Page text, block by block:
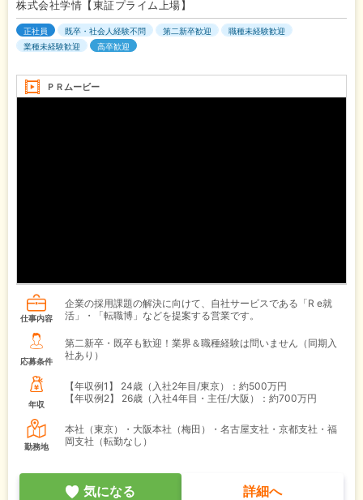
株式会社学情【東証プライム上場】
正社員 既卒・社会人経験不問 第二新卒歓迎
職種未経験歓迎
業種未経験歓迎
高卒歓迎
ＰＲムービー
仕事内容
企業の採用課題の解決に向けて、自社サービスである「R e就
活」・「転職博」などを提案する営業です。
応募条件
第二新卒・既卒も歓迎！業界＆職種経験は問いません（同期入
社あり）
年収
【年収例1】
24歳（入社2年目/東京）：約500万円
【年収例2】
26歳（入社4年目・主任/大阪）：約700万円
勤務地
本社（東京）・大阪本社（梅田）・名古屋支社・京都支社・福
岡支社（転勤なし）
気になる 詳細へ